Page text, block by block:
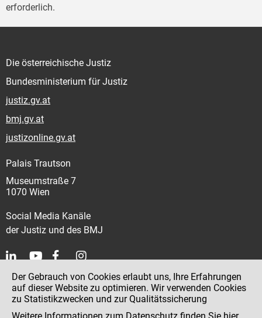
erforderlich.
Die österreichische Justiz
Bundesministerium für Justiz
justiz.gv.at
bmj.gv.at
justizonline.gv.at
Palais Trautson
Museumstraße 7
1070 Wien
Social Media Kanäle
der Justiz und des BMJ
Kontakt
Impressum
Der Gebrauch von Cookies erlaubt uns, Ihre Erfahrungen
auf dieser Website zu optimieren. Wir verwenden Cookies
zu Statistikzwecken und zur Qualitätssicherung